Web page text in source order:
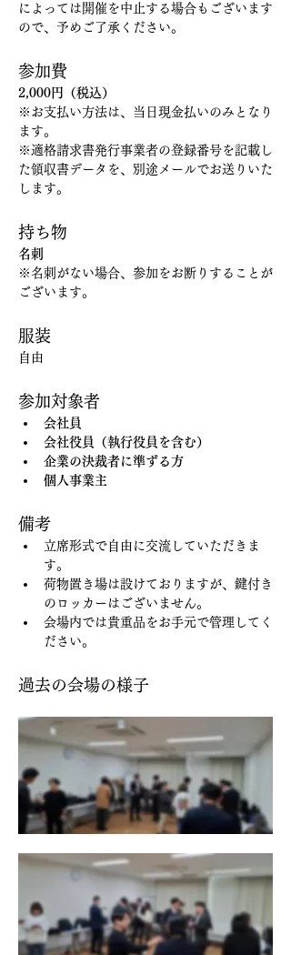
によっては開催を中止する場合もございます
ので、予めご了承ください。
参加費
2,000円（税込）
※お支払い方法は、当日現金払いのみとなり
ます。
※適格請求書発行事業者の登録番号を記載し
た領収書データを、別途メールでお送りいた
します。
持ち物
名刺
※名刺がない場合、参加をお断りすることが
ございます。
服装
自由
参加対象者
会社員
会社役員（執行役員を含む）
企業の決裁者に準ずる方
個人事業主
備考
立席形式で自由に交流していただきま
す。
荷物置き場は設けておりますが、鍵付き
のロッカーはございません。
会場内では貴重品をお手元で管理してく
ださい。
過去の会場の様子